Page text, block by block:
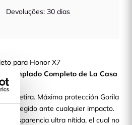
Devoluções: 30 dias
para Honor X7
Templado Completo de La Casa
se retira. Máxima protección Gorila
protegido ante cualquier impacto.
Transparencia ultra nítida, el cual no